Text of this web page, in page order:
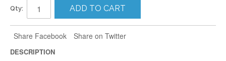
Qty: ADD TO CART
Share Facebook Share on Twitter
DESCRIPTION